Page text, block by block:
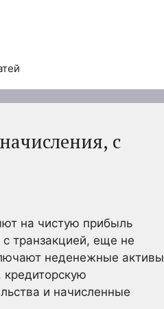
с
на чистую прибыль
транзакцией, еще не
неденежные активы
кредиторскую
и начисленные